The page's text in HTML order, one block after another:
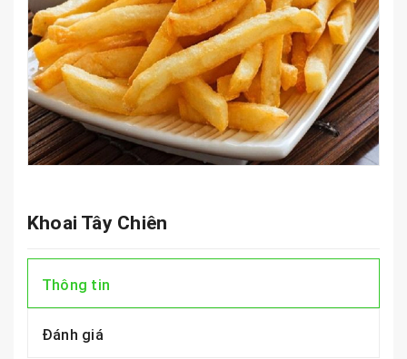
Khoai Tây Chiên
Thông tin
Đánh giá